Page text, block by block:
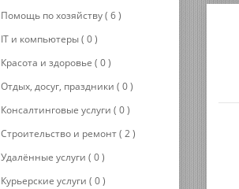
Помощь по хозяйству ( 6 )
IT и компьютеры ( 0 )
Красота и здоровье ( 0 )
Отдых, досуг, праздники ( 0 )
Консалтинговые услуги ( 0 )
Строительство и ремонт ( 2 )
Удалённые услуги ( 0 )
Курьерские услуги ( 0 )